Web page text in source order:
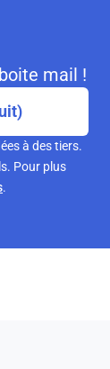
mail !
à des tiers.
Pour plus
.